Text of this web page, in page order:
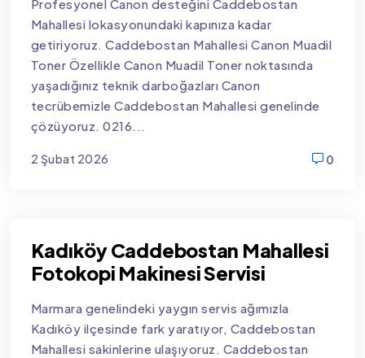
Profesyonel Canon desteğini Caddebostan
Mahallesi lokasyonundaki kapınıza kadar
getiriyoruz. Caddebostan Mahallesi Canon Muadil
Toner Özellikle Canon Muadil Toner noktasında
yaşadığınız teknik darboğazları Canon
tecrübemizle Caddebostan Mahallesi genelinde
çözüyoruz. 0216...
2 Şubat 2026
0
Kadıköy Caddebostan Mahallesi
Fotokopi Makinesi Servisi
Marmara genelindeki yaygın servis ağımızla
Kadıköy ilçesinde fark yaratıyor, Caddebostan
Mahallesi sakinlerine ulaşıyoruz. Caddebostan